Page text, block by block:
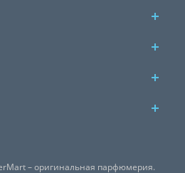
– оригинальная парфюмерия.